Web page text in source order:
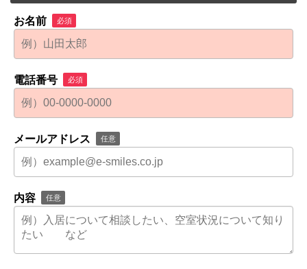
お名前 必須
電話番号 必須
メールアドレス 任意
内容 任意